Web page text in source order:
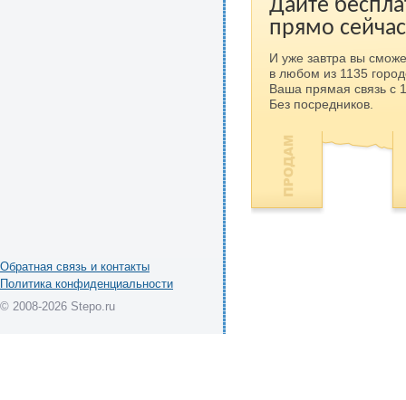
Дайте
прямо
И уже завтра вы
в любом из 1135
Ваша прямая связь с
Без посредников.
Обратная связь и контакты
Политика конфиденциальности
© 2008-2026 Stepo.ru